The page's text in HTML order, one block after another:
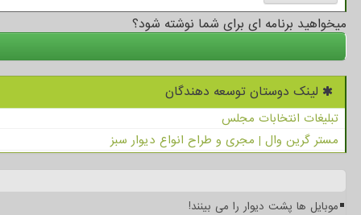
میخواهید برنامه ای برای شما نوشته شود؟
لینک دوستان توسعه دهندگان
تبلیغات انتخابات مجلس
مستر گرین وال | مجری و طراح انواع دیوار سبز
موبایل ها پشت دیوار را می بینند!